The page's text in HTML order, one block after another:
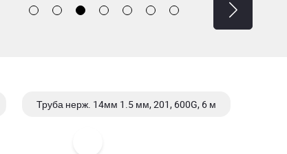
Труба нерж. 14мм 1.5 мм, 201, 600G, 6 м